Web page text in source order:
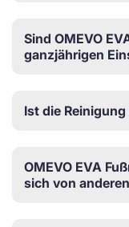
Sind OMEVO
ganzjährigen
Ist die
OMEVO EVA
sich von